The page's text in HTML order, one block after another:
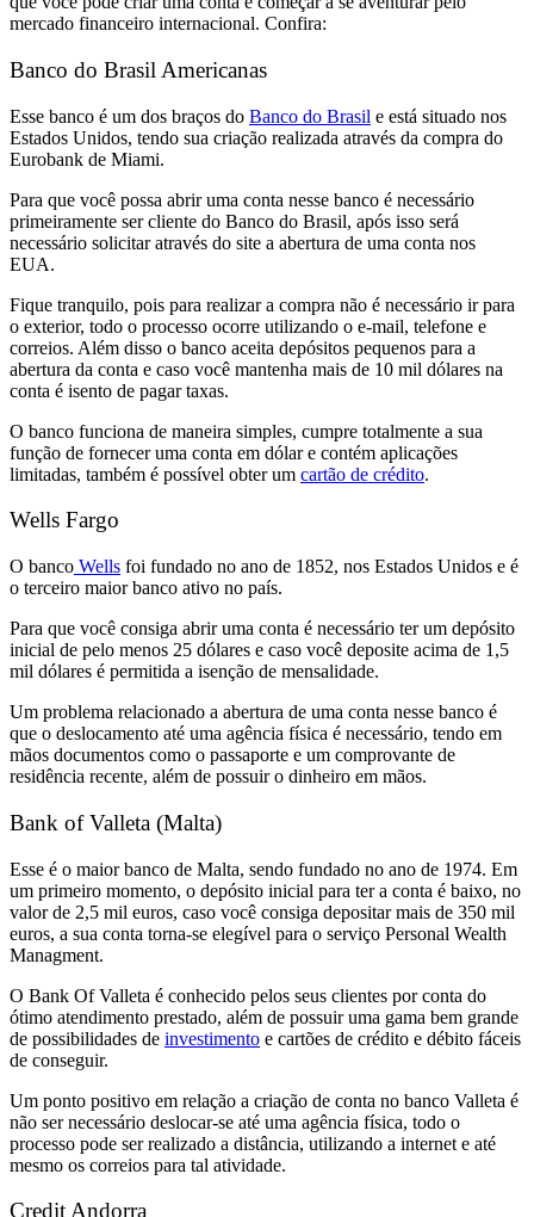
mercado financeiro internacional. Confira:
Banco do Brasil Americanas
Esse banco é um dos braços do Banco do Brasil e está situado nos
Estados Unidos, tendo sua criação realizada através da compra do
Eurobank de Miami.
Para que você possa abrir uma conta nesse banco é necessário
primeiramente ser cliente do Banco do Brasil, após isso será
necessário solicitar através do site a abertura de uma conta nos
EUA.
Fique tranquilo, pois para realizar a compra não é necessário ir para
o exterior, todo o processo ocorre utilizando o e-mail, telefone e
correios. Além disso o banco aceita depósitos pequenos para a
abertura da conta e caso você mantenha mais de 10 mil dólares na
conta é isento de pagar taxas.
O banco funciona de maneira simples, cumpre totalmente a sua
função de fornecer uma conta em dólar e contém aplicações
limitadas, também é possível obter um cartão de crédito.
Wells Fargo
O banco Wells foi fundado no ano de 1852, nos Estados Unidos e é
o terceiro maior banco ativo no país.
Para que você consiga abrir uma conta é necessário ter um depósito
inicial de pelo menos 25 dólares e caso você deposite acima de 1,5
mil dólares é permitida a isenção de mensalidade.
Um problema relacionado a abertura de uma conta nesse banco é
que o deslocamento até uma agência física é necessário, tendo em
mãos documentos como o passaporte e um comprovante de
residência recente, além de possuir o dinheiro em mãos.
Bank of Valleta (Malta)
Esse é o maior banco de Malta, sendo fundado no ano de 1974. Em
um primeiro momento, o depósito inicial para ter a conta é baixo, no
valor de 2,5 mil euros, caso você consiga depositar mais de 350 mil
euros, a sua conta torna-se elegível para o serviço Personal Wealth
Managment.
O Bank Of Valleta é conhecido pelos seus clientes por conta do
ótimo atendimento prestado, além de possuir uma gama bem grande
de possibilidades de investimento e cartões de crédito e débito fáceis
de conseguir.
Um ponto positivo em relação a criação de conta no banco Valleta é
não ser necessário deslocar-se até uma agência física, todo o
processo pode ser realizado a distância, utilizando a internet e até
mesmo os correios para tal atividade.
Credit Andorra